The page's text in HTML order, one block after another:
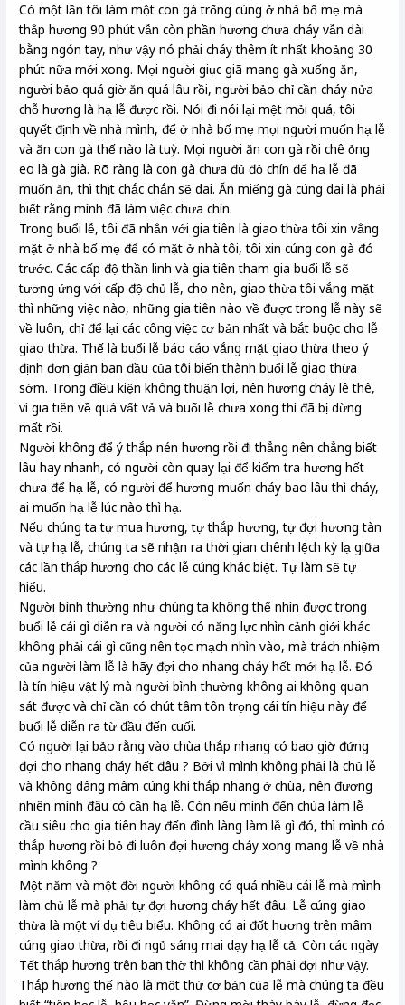
Có một lần tôi làm một con gà trống cúng ở nhà bố mẹ mà
thắp hương 90 phút vẫn còn phần hương chưa cháy vẫn dài
bằng ngón tay, như vậy nó phải cháy thêm ít nhất khoảng 30
phút nữa mới xong. Mọi người giục giã mang gà xuống ăn,
người bảo quá giờ ăn quá lâu rồi, người bảo chỉ cần cháy nửa
chỗ hương là hạ lễ được rồi. Nói đi nói lại mệt mỏi quá, tôi
quyết định về nhà mình, để ở nhà bố mẹ mọi người muốn hạ lễ
và ăn con gà thế nào là tuỳ. Mọi người ăn con gà rồi chê ỏng
eo là gà già. Rõ ràng là con gà chưa đủ độ chín để hạ lễ đã
muốn ăn, thì thịt chắc chắn sẽ dai. Ăn miếng gà cúng dai là phải
biết rằng mình đã làm việc chưa chín.
Trong buổi lễ, tôi đã nhắn với gia tiên là giao thừa tôi xin vắng
mặt ở nhà bố mẹ để có mặt ở nhà tôi, tôi xin cúng con gà đó
trước. Các cấp độ thần linh và gia tiên tham gia buổi lễ sẽ
tương ứng với cấp độ chủ lễ, cho nên, giao thừa tôi vắng mặt
thì những việc nào, những gia tiên nào về được trong lễ này sẽ
về luôn, chỉ để lại các công việc cơ bản nhất và bắt buộc cho lễ
giao thừa. Thế là buổi lễ báo cáo vắng mặt giao thừa theo ý
định đơn giản ban đầu của tôi biến thành buổi lễ giao thừa
sớm. Trong điều kiện không thuận lợi, nên hương cháy lê thê,
vì gia tiên về quá vất vả và buổi lễ chưa xong thì đã bị dừng
mất rồi.
Người không để ý thắp nén hương rồi đi thẳng nên chẳng biết
lâu hay nhanh, có người còn quay lại để kiểm tra hương hết
chưa để hạ lễ, có người để hương muốn cháy bao lâu thì cháy,
ai muốn hạ lễ lúc nào thì hạ.
Nếu chúng ta tự mua hương, tự thắp hương, tự đợi hương tàn
và tự hạ lễ, chúng ta sẽ nhận ra thời gian chênh lệch kỳ lạ giữa
các lần thắp hương cho các lễ cúng khác biệt. Tự làm sẽ tự
hiểu.
Người bình thường như chúng ta không thể nhìn được trong
buổi lễ cái gì diễn ra và người có năng lực nhìn cảnh giới khác
không phải cái gì cũng nên tọc mạch nhìn vào, mà trách nhiệm
của người làm lễ là hãy đợi cho nhang cháy hết mới hạ lễ. Đó
là tín hiệu vật lý mà người bình thường không ai không quan
sát được và chỉ cần có chút tâm tôn trọng cái tín hiệu này để
buổi lễ diễn ra từ đầu đến cuối.
Có người lại bảo rằng vào chùa thắp nhang có bao giờ đứng
đợi cho nhang cháy hết đâu ? Bởi vì mình không phải là chủ lễ
và không dâng mâm cúng khi thắp nhang ở chùa, nên đương
nhiên mình đâu có cần hạ lễ. Còn nếu mình đến chùa làm lễ
cầu siêu cho gia tiên hay đến đình làng làm lễ gì đó, thì mình có
thắp hương rồi bỏ đi luôn đợi hương cháy xong mang lễ về nhà
mình không ?
Một năm và một đời người không có quá nhiều cái lễ mà mình
làm chủ lễ mà phải tự đợi hương cháy hết đâu. Lễ cúng giao
thừa là một ví dụ tiêu biểu. Không có ai đốt hương trên mâm
cúng giao thừa, rồi đi ngủ sáng mai dạy hạ lễ cả. Còn các ngày
Tết thắp hương trên ban thờ thì không cần phải đợi như vậy.
Thắp hương thế nào là một thứ cơ bản của lễ mà chúng ta đều